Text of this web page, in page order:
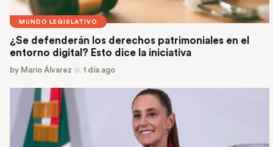
MUNDO LEGISLATIVO
¿Se defenderán los derechos patrimoniales en el
entorno digital? Esto dice la iniciativa
by Mario Álvarez 1 día ago